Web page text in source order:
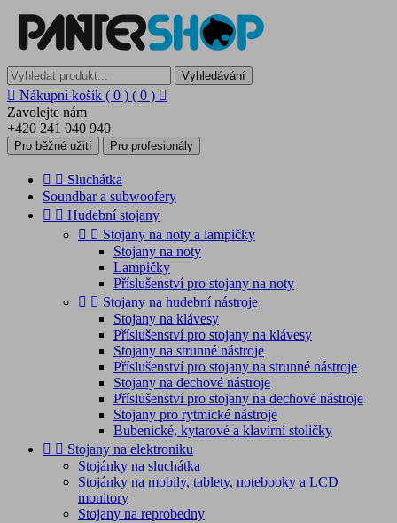
Vyhledávání
 Nákupní košík ( 0 ) ( 0 ) 
Zavolejte nám
+420 241 040 940
Pro běžné užití Pro profesionály
  Sluchátka
Soundbar a subwoofery
  Hudební stojany
  Stojany na noty a lampičky
Stojany na noty
Lampičky
Příslušenství pro stojany na noty
  Stojany na hudební nástroje
Stojany na klávesy
Příslušenství pro stojany na klávesy
Stojany na strunné nástroje
Příslušenství pro stojany na strunné nástroje
Stojany na dechové nástroje
Příslušenství pro stojany na dechové nástroje
Stojany pro rytmické nástroje
Bubenické, kytarové a klavírní stoličky
  Stojany na elektroniku
Stojánky na sluchátka
Stojánky na mobily, tablety, notebooky a LCD
monitory
Stojany na reprobedny